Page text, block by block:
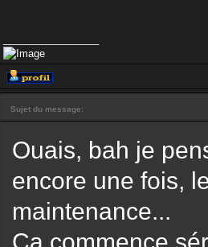
Sujet du message:
Ouais, bah je
encore une fois,
maintenance...